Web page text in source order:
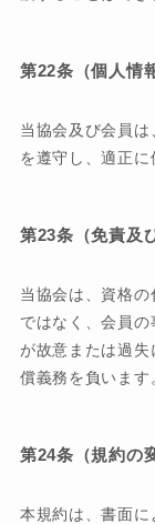
第22条（個人情
当協会及び会員
を遵守し、適正に
第23条（免責及
当協会は、資格
ではなく、会員
が故意または過
償義務を負います
第24条（規約の
本規約は、書面に